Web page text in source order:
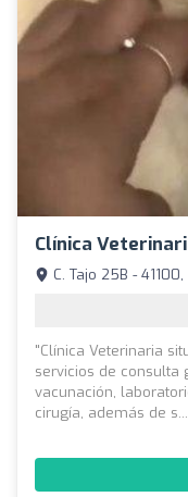
Clínica
C. Tajo 25B -
"Clínica Veterinaria
servicios de consulta
vacunación,
cirugía, además de s...